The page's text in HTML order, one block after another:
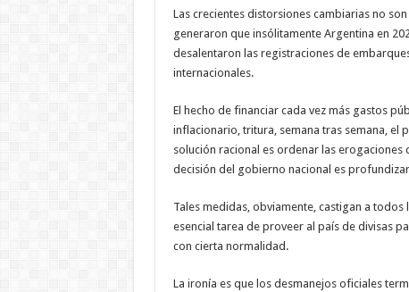
Las crecientes distorsiones cambiarias no
generaron que insólitamente Argentina en
desalentaron las registraciones de
internacionales.
El hecho de financiar cada vez más gastos
inflacionario, tritura, semana tras semana, el
solución racional es ordenar las erogaciones
decisión del gobierno nacional es
Tales medidas, obviamente, castigan a
esencial tarea de proveer al país de divisas
con cierta normalidad.
La ironía es que los desmanejos oficiales